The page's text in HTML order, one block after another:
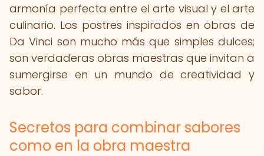
armonía perfecta entre el arte visual y el arte
culinario. Los postres inspirados en obras de
Da Vinci son mucho más que simples dulces;
son verdaderas obras maestras que invitan a
sumergirse en un mundo de creatividad y
sabor.
Secretos para combinar sabores
como en la obra maestra